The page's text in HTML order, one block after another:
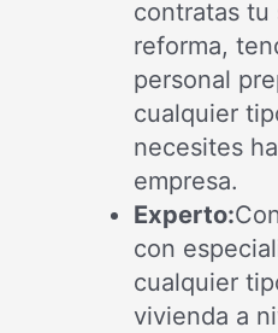
contratas tu
reforma,
personal
cualquier
necesites
empresa.
Experto:
con
cualquier
vivienda a